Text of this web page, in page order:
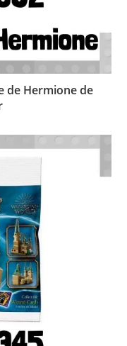
de Hermione de